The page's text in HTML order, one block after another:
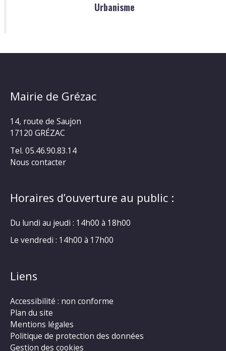
Urbanisme
Mairie de Grézac
14, route de Saujon
17120 GRÉZAC
Tel. 05.46.90.83.14
Nous contacter
Horaires d’ouverture au public :
Du lundi au jeudi : 14h00 à 18h00
Le vendredi : 14h00 à 17h00
Liens
Accessibilité : non conforme
Plan du site
Mentions légales
Politique de protection des données
Gestion des cookies